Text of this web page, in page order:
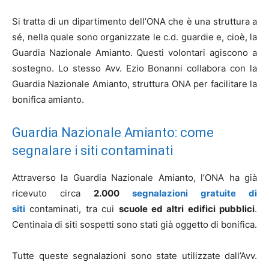
Si tratta di un dipartimento dell’ONA che è una struttura a
sé, nella quale sono organizzate le c.d. guardie e, cioè, la
Guardia Nazionale Amianto. Questi volontari agiscono a
sostegno. Lo stesso Avv. Ezio Bonanni collabora con la
Guardia Nazionale Amianto, struttura ONA per facilitare la
bonifica amianto.
Guardia Nazionale Amianto: come
segnalare i siti contaminati
Attraverso la Guardia Nazionale Amianto, l’ONA ha già
ricevuto circa 2.000 segnalazioni gratuite di
siti contaminati, tra cui scuole ed altri edifici pubblici.
Centinaia di siti sospetti sono stati già oggetto di bonifica.
Tutte queste segnalazioni sono state utilizzate dall’Avv.